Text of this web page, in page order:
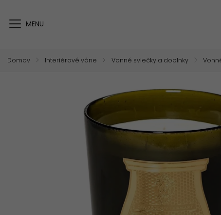
Domov / Interiérové vône / Vonné sviečky a doplnky /